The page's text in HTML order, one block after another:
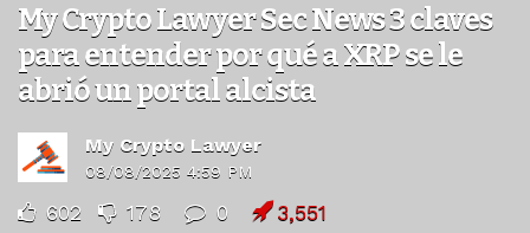
My Crypto Lawyer Sec News 3 claves
para entender por qué a XRP se le
abrió un portal alcista
My Crypto Lawyer
08/08/2025 4:59 PM
602 178 0 3,551